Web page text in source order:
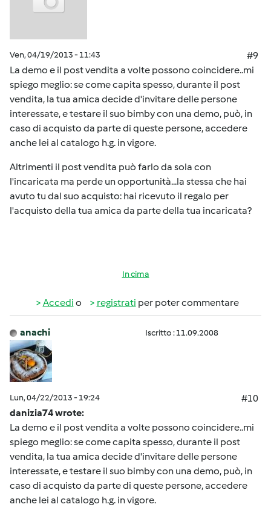
Ven, 04/19/2013 - 11:43
#9
La demo e il post vendita a volte possono coincidere..mi
spiego meglio: se come capita spesso, durante il post
vendita, la tua amica decide d'invitare delle persone
interessate, e testare il suo bimby con una demo, può, in
caso di acquisto da parte di queste persone, accedere
anche lei al catalogo h.g. in vigore.
Altrimenti il post vendita può farlo da sola con
l'incaricata ma perde un opportunità...la stessa che hai
avuto tu dal suo acquisto: hai ricevuto il regalo per
l'acquisto della tua amica da parte della tua incaricata?
In cima
Accedi o registrati per poter commentare
anachi Iscritto : 11.09.2008
Lun, 04/22/2013 - 19:24
#10
danizia74 wrote:
La demo e il post vendita a volte possono coincidere..mi
spiego meglio: se come capita spesso, durante il post
vendita, la tua amica decide d'invitare delle persone
interessate, e testare il suo bimby con una demo, può, in
caso di acquisto da parte di queste persone, accedere
anche lei al catalogo h.g. in vigore.